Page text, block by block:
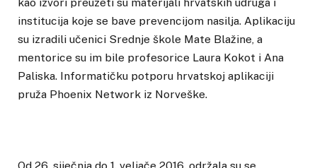
kao izvori preuzeti su materijali hrvatskih udruga i
institucija koje se bave prevencijom nasilja. Aplikaciju
su izradili učenici Srednje škole Mate Blažine, a
mentorice su im bile profesorice Laura Kokot i Ana
Paliska. Informatičku potporu hrvatskoj aplikaciji
pruža Phoenix Network iz Norveške.
Od 26. siječnja do 1. veljače 2016. održala su se